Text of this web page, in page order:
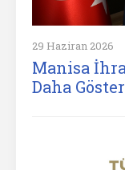
29 Haziran 2026
Manisa
Daha